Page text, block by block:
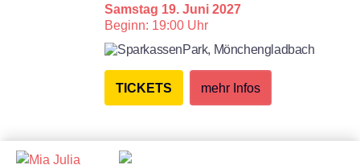
Samstag 19. Juni 2027
Beginn: 19:00 Uhr
SparkassenPark, Mönchengladbach
TICKETS mehr Infos